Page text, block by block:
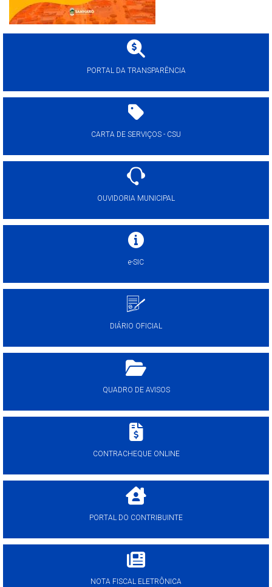
PORTAL DA TRANSPARÊNCIA
CARTA DE SERVIÇOS - CSU
OUVIDORIA MUNICIPAL
e-SIC
DIÁRIO OFICIAL
QUADRO DE AVISOS
CONTRACHEQUE ONLINE
PORTAL DO CONTRIBUINTE
NOTA FISCAL ELETRÔNICA